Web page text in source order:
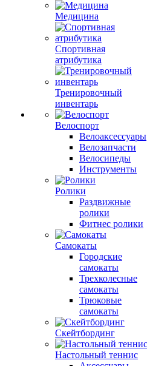
Медицина
Спортивная
атрибутика
Тренировочный
инвентарь
Велоспорт
Велоаксессуары
Велозапчасти
Велосипеды
Инструменты
Ролики
Раздвижные
ролики
Фитнес ролики
Самокаты
Городские
самокаты
Трехколесные
самокаты
Трюковые
самокаты
Скейтбординг
Настольный теннис